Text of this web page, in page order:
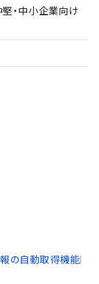
介しています。
堅・中小企業向け
の自動取得機能